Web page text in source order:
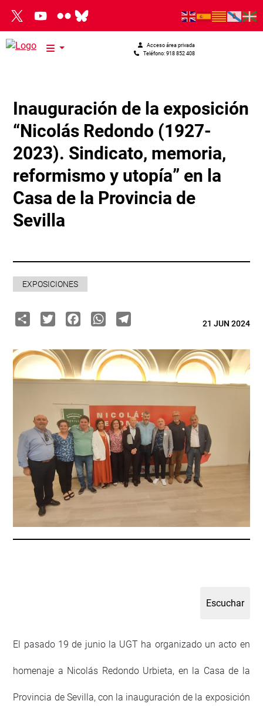
Teléfono: 918 852 408
Acceso área privada
Inauguración de la exposición
“Nicolás Redondo (1927-
2023). Sindicato, memoria,
reformismo y utopía” en la
Casa de la Provincia de
Sevilla
EXPOSICIONES
ShareTwitterFacebook
WhatsApp
Telegram21 JUN 2024
El pasado 19 de junio la UGT ha organizado un acto en
homenaje a Nicolás Redondo Urbieta, en la Casa de la
Provincia de Sevilla, con la inauguración de la exposición